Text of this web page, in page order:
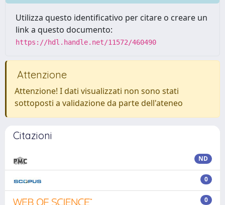
Utilizza questo identificativo per citare o creare un
link a questo documento:
https://hdl.handle.net/11572/460490
Attenzione
Attenzione! I dati visualizzati non sono stati
sottoposti a validazione da parte dell'ateneo
Citazioni
ND
0
0